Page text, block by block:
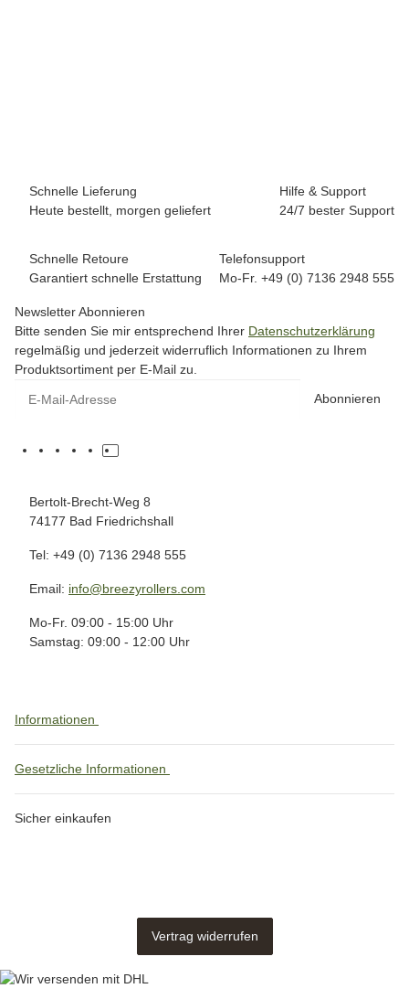
Schnelle Lieferung
Heute bestellt, morgen geliefert
Hilfe & Support
24/7 bester Support
Schnelle Retoure
Garantiert schnelle Erstattung
Telefonsupport
Mo-Fr. +49 (0) 7136 2948 555
Newsletter Abonnieren
Bitte senden Sie mir entsprechend Ihrer Datenschutzerklärung
regelmäßig und jederzeit widerruflich Informationen zu Ihrem
Produktsortiment per E-Mail zu.
Abonnieren
Bertolt-Brecht-Weg 8
74177 Bad Friedrichshall
Tel: +49 (0) 7136 2948 555
Email: info@breezyrollers.com
Mo-Fr. 09:00 - 15:00 Uhr
Samstag: 09:00 - 12:00 Uhr
Informationen
Gesetzliche Informationen
Sicher einkaufen
Vertrag widerrufen